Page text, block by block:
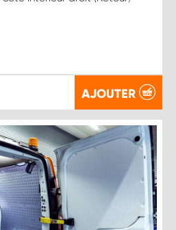
AJOUTER